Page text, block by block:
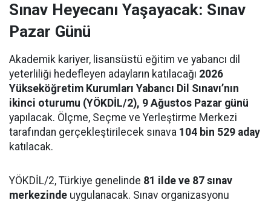
Sınav Heyecanı Yaşayacak: Sınav
Pazar Günü
Akademik kariyer, lisansüstü eğitim ve yabancı dil
yeterliliği hedefleyen adayların katılacağı 2026
Yükseköğretim Kurumları Yabancı Dil Sınavı’nın
ikinci oturumu (YÖKDİL/2), 9 Ağustos Pazar günü
yapılacak. Ölçme, Seçme ve Yerleştirme Merkezi
tarafından gerçekleştirilecek sınava 104 bin 529 aday
katılacak.
YÖKDİL/2, Türkiye genelinde 81 ilde ve 87 sınav
merkezinde uygulanacak. Sınav organizasyonu